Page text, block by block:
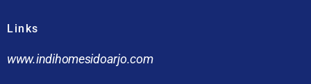
Links
www.indihomesidoarjo.com